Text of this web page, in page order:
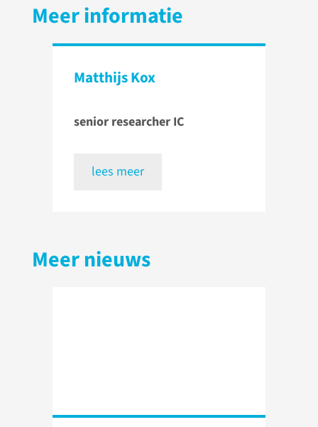
Meer informatie
Matthijs Kox
senior researcher IC
lees meer
Meer nieuws